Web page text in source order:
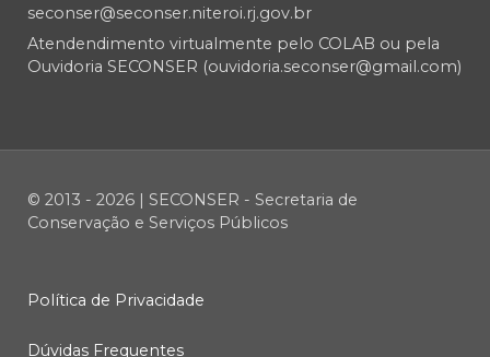
seconser@seconser.niteroi.rj.gov.br
Atendendimento virtualmente pelo COLAB ou pela
Ouvidoria SECONSER (ouvidoria.seconser@gmail.com)
© 2013 - 2026 | SECONSER - Secretaria de
Conservação e Serviços Públicos
Política de Privacidade
Dúvidas Frequentes